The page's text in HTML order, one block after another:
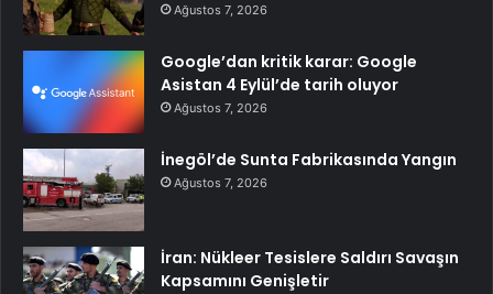
Ağustos 7, 2026
Google’dan kritik karar: Google
Asistan 4 Eylül’de tarih oluyor
Ağustos 7, 2026
İnegöl’de Sunta Fabrikasında Yangın
Ağustos 7, 2026
İran: Nükleer Tesislere Saldırı Savaşın
Kapsamını Genişletir